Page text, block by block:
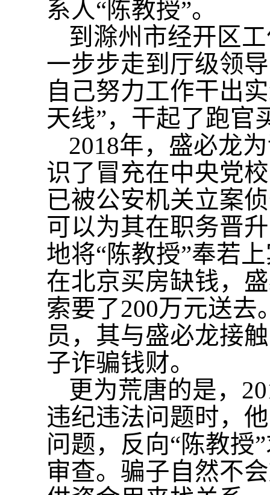
系人“陈教授”。
到滁州市经开区
一步步走到厅级领
自己努力工作干出
天线”，干起了跑官
2018年，盛必龙
识了冒充在中央党
已被公安机关立案
可以为其在职务晋
地将“陈教授”奉若
在北京买房缺钱，
索要了200万元送去
员，其与盛必龙接
子诈骗钱财。
更为荒唐的是，
违纪违法问题时，
问题，反向“陈教授
审查。骗子自然不